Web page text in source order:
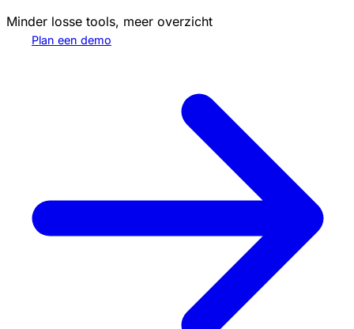
Minder losse tools, meer overzicht
Plan een demo